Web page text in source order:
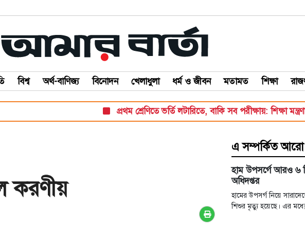
বিশ্ব অর্থ-বাণিজ্য বিনোদন খেলাধুলা ধর্ম ও জীবন মতামত শিক্ষা
প্রথম শ্রেণিতে ভর্তি লটারিতে, বাকি সব পরীক্ষায়: শিক্ষা মন্ত্রণালয়
করণীয়
এ সম্পর্কিত
হাম উপসর্গে আরও ৬
অধিদপ্তর
হামের উপসর্গ নিয়ে
শিশুর মৃত্যু হয়েছে। এর